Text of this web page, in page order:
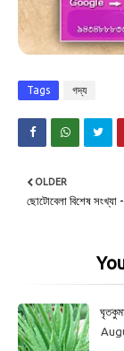
Tags গদ্য
OLDER
ছোটোবেলা বিশেষ সংখ্যা